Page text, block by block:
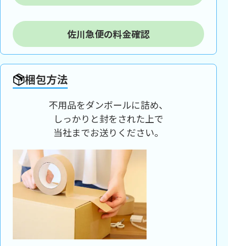
佐川急便の料金確認
梱包方法
不用品をダンボールに詰め、
しっかりと封をされた上で
当社までお送りください。